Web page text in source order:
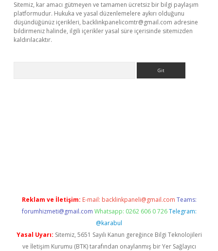
Sitemiz, kar amacı gütmeyen ve tamamen ücretsiz bir bilgi paylaşım
platformudur. Hukuka ve yasal düzenlemelere aykırı olduğunu
düşündüğünüz içerikleri, backlinkpanelicomtr@gmail.com adresine
bildirmeniz halinde, ilgili içerikler yasal süre içerisinde sitemizden
kaldırılacaktır.
Reklam ve İletişim: E-mail: backlinkpaneli@gmail.com Teams:
forumhizmeti@gmail.com Whatsapp: 0262 606 0 726 Telegram:
@karabul
Yasal Uyarı: Sitemiz, 5651 Sayılı Kanun gereğince Bilgi Teknolojileri
ve İletişim Kurumu (BTK) tarafından onaylanmış bir Yer Sağlayıcı